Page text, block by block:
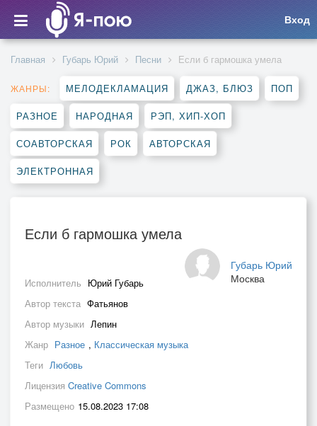
Вход
Главная Губарь Юрий Песни Если б гармошка умела
ЖАНРЫ: МЕЛОДЕКЛАМАЦИЯ ДЖАЗ, БЛЮЗ ПОП
РАЗНОЕ НАРОДНАЯ РЭП, ХИП-ХОП
СОАВТОРСКАЯ РОК АВТОРСКАЯ
ЭЛЕКТРОННАЯ
Если б гармошка умела
Губарь Юрий
Москва
Исполнитель Юрий Губарь
Автор текста Фатьянов
Автор музыки Лепин
Жанр Разное , Классическая музыка
Теги Любовь
Лицензия Creative Commons
Размещено 15.08.2023 17:08